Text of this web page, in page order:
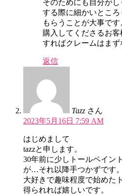
そのためにも自分が
する際に細かいとこ
もらうことが大事です
購入してくださるお
すればクレームはまず
返信
Tazz さん
2023年5月16日 7:59 AM
はじめまして
tazzと申します。
30年前に少しトールペイン
が…それ以降手つかずです。
大好きで趣味程度で始めた
得られれば嬉しいです。